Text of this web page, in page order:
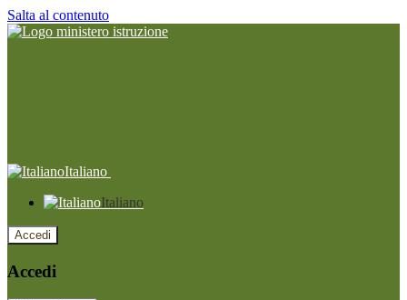
Salta al contenuto
Italiano
Italiano
Accedi
Accedi